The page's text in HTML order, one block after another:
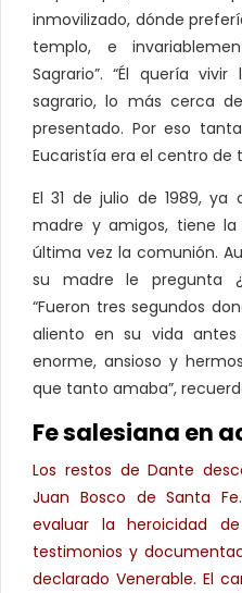
inmovilizado, dónde
templo, e
Sagrario”. “Él quería
sagrario, lo más cerca
presentado. Por eso
Eucaristía era el centro de
El 31 de julio de 1989, ya
madre y amigos, tiene
última vez la comunión.
su madre le pregunta
“Fueron tres segundos
aliento en su vida
enorme, ansioso y
que tanto amaba”,
Fe salesiana en
Los restos de Dante
Juan Bosco de Santa
evaluar la heroicidad
testimonios y
declarado Venerable. El